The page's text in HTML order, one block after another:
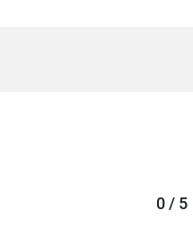
0 / 5